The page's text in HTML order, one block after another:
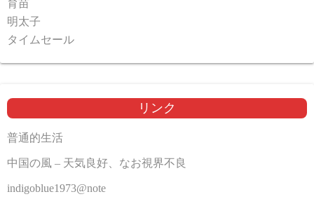
育苗
明太子
タイムセール
リンク
普通的生活
中国の風 – 天気良好、なお視界不良
indigoblue1973@note